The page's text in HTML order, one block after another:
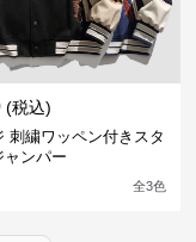
(税込)
刺繍ワッペン付きスタ
ャンパー
全3色